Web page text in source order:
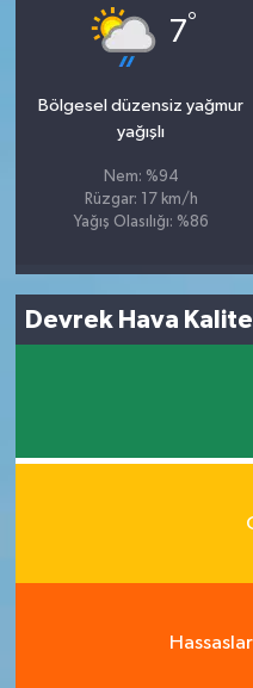
7°
Bölgesel düzensiz yağmur
yağışlı
Nem: %94
Rüzgar: 17 km/h
Yağış Olasılığı: %86
Devrek Hava